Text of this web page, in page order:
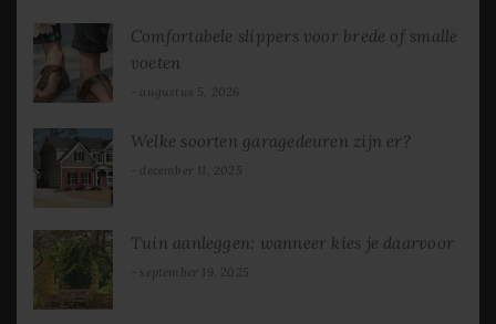
Comfortabele slippers voor brede of smalle
voeten
augustus 5, 2026
Welke soorten garagedeuren zijn er?
december 11, 2025
Tuin aanleggen: wanneer kies je daarvoor
september 19, 2025